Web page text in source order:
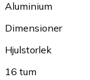
Aluminium
Dimensioner
Hjulstorlek
16 tum